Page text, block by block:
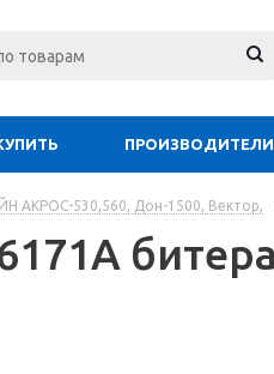
ПРОИЗВОДИТЕЛИ
АКРОС-530,560, Дон-1500, Вектор,